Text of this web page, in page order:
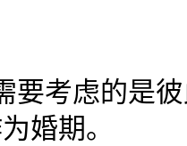
要考虑的是
婚期。